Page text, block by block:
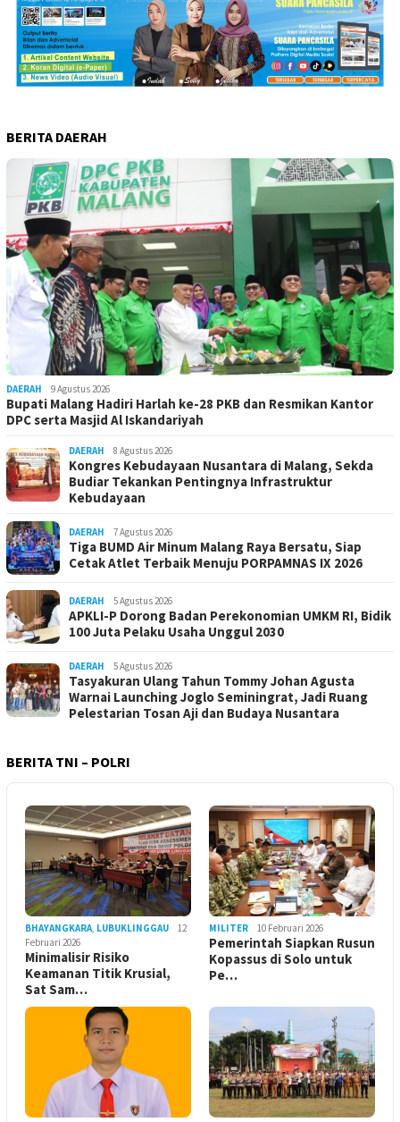
BERITA DAERAH
DAERAH 9 Agustus 2026
Bupati Malang Hadiri Harlah ke-28 PKB dan Resmikan Kantor
DPC serta Masjid Al Iskandariyah
DAERAH 8 Agustus 2026
Kongres Kebudayaan Nusantara di Malang, Sekda
Budiar Tekankan Pentingnya Infrastruktur
Kebudayaan
DAERAH 7 Agustus 2026
Tiga BUMD Air Minum Malang Raya Bersatu, Siap
Cetak Atlet Terbaik Menuju PORPAMNAS IX 2026
DAERAH 5 Agustus 2026
APKLI-P Dorong Badan Perekonomian UMKM RI, Bidik
100 Juta Pelaku Usaha Unggul 2030
DAERAH 5 Agustus 2026
Tasyakuran Ulang Tahun Tommy Johan Agusta
Warnai Launching Joglo Seminingrat, Jadi Ruang
Pelestarian Tosan Aji dan Budaya Nusantara
BERITA TNI – POLRI
BHAYANGKARA, LUBUKLINGGAU
12
Februari 2026
Minimalisir Risiko
Keamanan Titik Krusial,
Sat Sam…
MILITER 10 Februari 2026
Pemerintah Siapkan Rusun
Kopassus di Solo untuk
Pe…